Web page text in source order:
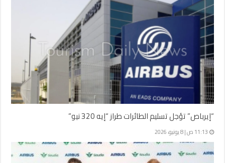
“إيرباص” تؤجل تسليم الطائرات طراز “إيه 320 نيو”
11:13 ص | 8 يونيو، 2026